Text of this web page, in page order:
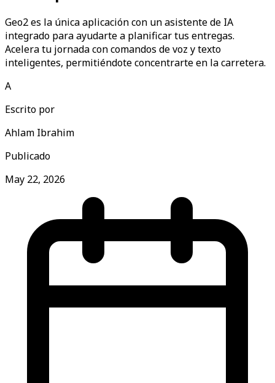
Geo2 es la única aplicación con un asistente de IA
integrado para ayudarte a planificar tus entregas.
Acelera tu jornada con comandos de voz y texto
inteligentes, permitiéndote concentrarte en la carretera.
A
Escrito por
Ahlam Ibrahim
Publicado
May 22, 2026